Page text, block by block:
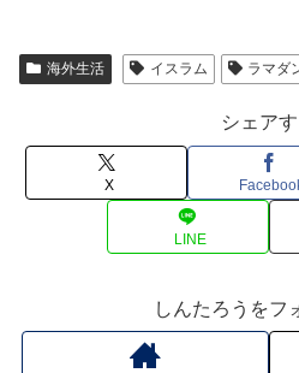
海外生活 イスラム ラマダ
シェア
X
LINE
しんたろうをフ